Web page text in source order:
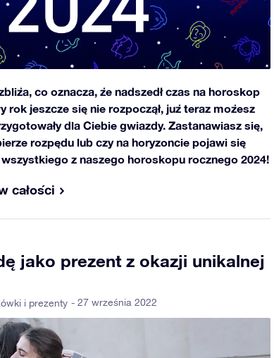
co oznacza, że nadszedł czas na horoskop
rok jeszcze się nie rozpoczął, już teraz możesz
dla Ciebie gwiazdy. Zastanawiasz się,
rozpędu lub czy na horyzoncie pojawi się
z naszego horoskopu rocznego 2024!
całości
jako prezent z okazji unikalnej
i prezenty - 27 września 2022